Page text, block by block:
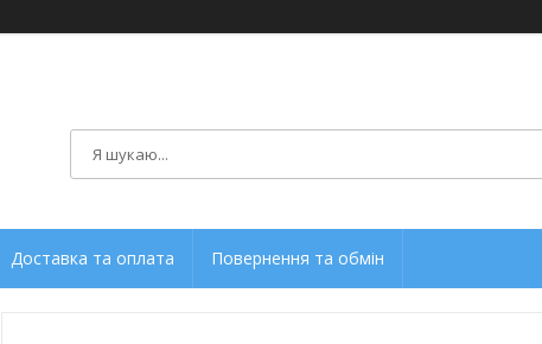
Доставка та оплата Повернення та обмін